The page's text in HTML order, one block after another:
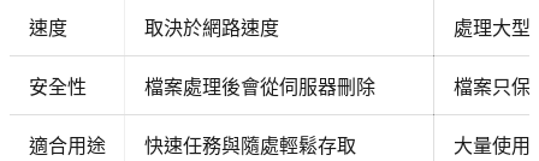
速度 取決於網路速度 處理大型
安全性 檔案處理後會從伺服器刪除 檔案只保
適合用途 快速任務與隨處輕鬆存取 大量使用